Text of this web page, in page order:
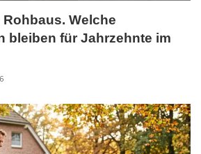
Welche
bleiben für Jahrzehnte im